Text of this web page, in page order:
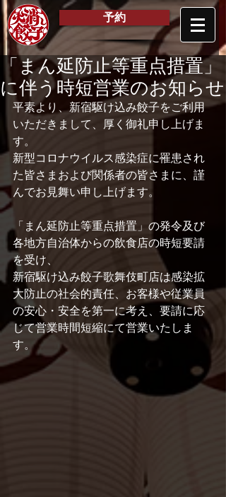
予約
「まん延防止等重点措置」
に伴う時短営業のお知らせ
平素より、新宿駆け込み餃子をご利用
いただきまして、厚く御礼申し上げま
す。
新型コロナウイルス感染症に罹患され
た皆さまおよび関係者の皆さまに、謹
んでお見舞い申し上げます。
「まん延防止等重点措置」の発令及び
各地方自治体からの飲食店の時短要請
を受け、
新宿駆け込み餃子歌舞伎町店は感染拡
大防止の社会的責任、お客様や従業員
の安心・安全を第一に考え、要請に応
じて営業時間短縮にて営業いたしま
す。